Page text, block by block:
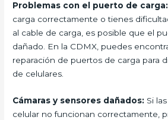
Problemas con el puerto de carga:
carga correctamente o tienes
al cable de carga, es posible que el
dañado. En la CDMX, puedes
reparación de puertos de carga para
de celulares.
Cámaras y sensores dañados: Si
celular no funcionan correctamente,